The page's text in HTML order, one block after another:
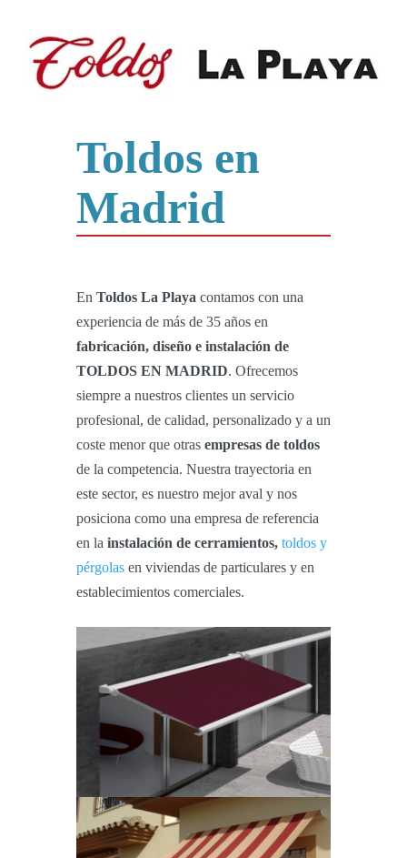
Toldos en
Madrid
En Toldos La Playa contamos con una
experiencia de más de 35 años en
fabricación, diseño e instalación de
TOLDOS EN MADRID. Ofrecemos
siempre a nuestros clientes un servicio
profesional, de calidad, personalizado y a un
coste menor que otras empresas de toldos
de la competencia. Nuestra trayectoria en
este sector, es nuestro mejor aval y nos
posiciona como una empresa de referencia
en la instalación de cerramientos, toldos y
pérgolas en viviendas de particulares y en
establecimientos comerciales.